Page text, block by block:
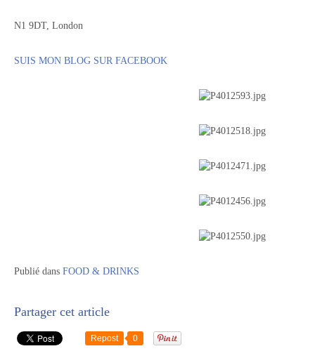
N1 9DT, London
SUIS MON BLOG SUR FACEBOOK
Publié dans FOOD & DRINKS
Partager cet article
Repost 0